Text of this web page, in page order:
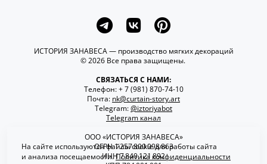
ИСТОРИЯ ЗАНАВЕСА — производство мягких декораций
© 2026 Все права защищены.
СВЯЗАТЬСЯ С НАМИ:
Телефон: + 7 (981) 870-74-10
Почта: nk@curtain-story.art
Telegram:@iztoriyabot
Telegram канал
ООО «ИСТОРИЯ ЗАНАВЕСА»
ОГРН 1 257 800 098 863
ИНН 7 840 121 892
На сайте используются файлы cookie для работы сайта
и анализа посещаемости.Политика конфиденциальности